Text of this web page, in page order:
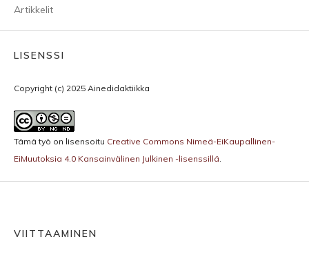
Artikkelit
LISENSSI
Copyright (c) 2025 Ainedidaktiikka
Tämä työ on lisensoitu Creative Commons Nimeä-EiKaupallinen-
EiMuutoksia 4.0 Kansainvälinen Julkinen -lisenssillä
VIITTAAMINEN